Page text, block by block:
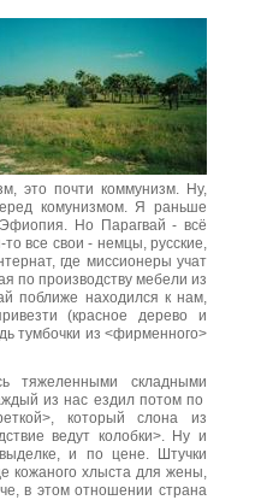
это почти коммунизм. Ну,
комунизмом. Я раньше
Но Парагвай - всё
все свои - немцы, русские,
где миссионеры учат
по производству мебели из
поближе находился к нам,
(красное дерево и
тумбочки из <фирменного>
складными
из нас ездил потом по
который слона из
ведут колобки>. Ну и
и по цене. Штучки
кожаного хлыста для жены,
в этом отношении страна